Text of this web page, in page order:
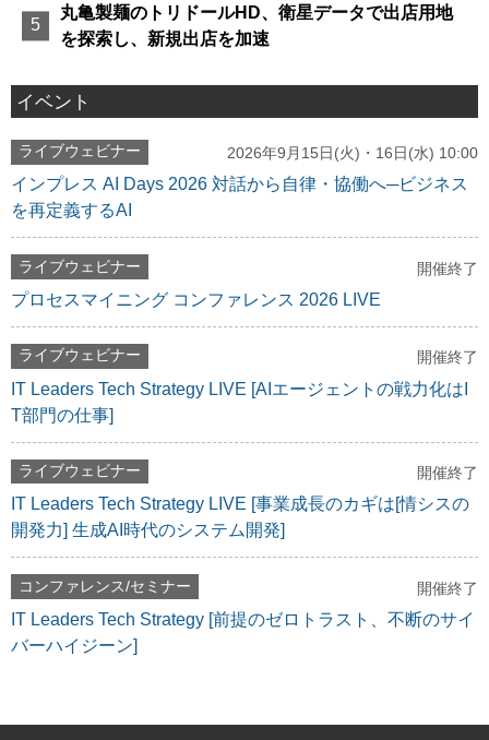
丸亀製麺のトリドールHD、衛星データで出店用地
を探索し、新規出店を加速
イベント
ライブウェビナー 2026年9月15日(火)・16日(水) 10:00
インプレス AI Days 2026 対話から自律・協働へ─ビジネス
を再定義するAI
ライブウェビナー 開催終了
プロセスマイニング コンファレンス 2026 LIVE
ライブウェビナー 開催終了
IT Leaders Tech Strategy LIVE [AIエージェントの戦力化はI
T部門の仕事]
ライブウェビナー 開催終了
IT Leaders Tech Strategy LIVE [事業成長のカギは[情シスの
開発力] 生成AI時代のシステム開発]
コンファレンス/セミナー 開催終了
IT Leaders Tech Strategy [前提のゼロトラスト、不断のサイ
バーハイジーン]